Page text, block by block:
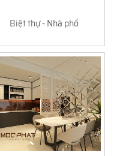
Biệt thự - Nhà phố